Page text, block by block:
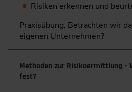
Risiken erkennen und
Praxisübung: Betrachten wir
eigenen Unternehmen?
Methoden zur Risikoermittlung –
fest?